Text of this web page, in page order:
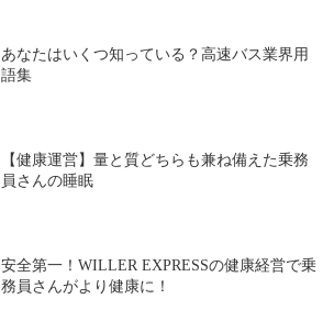
あなたはいくつ知っている？高速バス業界用
語集
【健康運営】量と質どちらも兼ね備えた乗務
員さんの睡眠
安全第一！WILLER EXPRESSの健康経営で乗
務員さんがより健康に！